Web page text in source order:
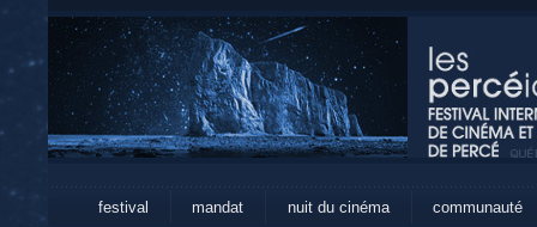
festival mandat nuit du cinéma communauté